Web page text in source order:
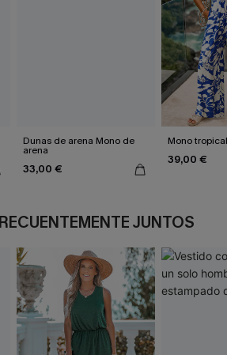
Dunas de arena Mono de
arena
33,00 €
Mono
39,00 €
JUNTOS